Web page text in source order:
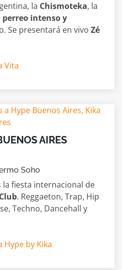
la Chismoteka, la
perreo intenso y
Se presentará en vivo Zé
Vita
AIRES
Soho
la fiesta internacional de
. Reggaeton, Trap, Hip
Techno, Dancehall y
Hype by Kika